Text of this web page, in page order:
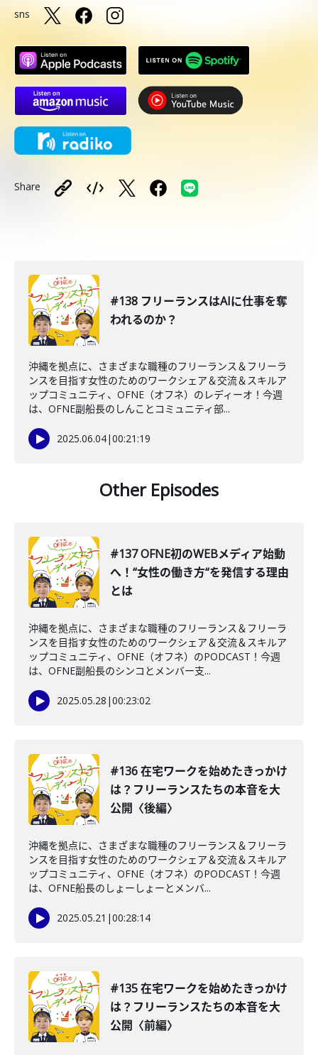
sns
Share
#138 フリーランスはAIに仕事を奪
われるのか？
沖縄を拠点に、さまざまな職種のフリーランス＆フリーラ
ンスを目指す女性のためのワークシェア＆交流＆スキルア
ップコミュニティ、OFNE（オフネ）のレディーオ！今週
は、OFNE副船長のしんことコミュニティ部...
2025.06.04|00:21:19
Other Episodes
#137 OFNE初のWEBメディア始動
へ！“女性の働き方“を発信する理由
とは
沖縄を拠点に、さまざまな職種のフリーランス＆フリーラ
ンスを目指す女性のためのワークシェア＆交流＆スキルア
ップコミュニティ、OFNE（オフネ）のPODCAST！今週
は、OFNE副船長のシンコとメンバー支...
2025.05.28 |00:23:02
#136 在宅ワークを始めたきっかけ
は？フリーランスたちの本音を大
公開〈後編〉
沖縄を拠点に、さまざまな職種のフリーランス＆フリーラ
ンスを目指す女性のためのワークシェア＆交流＆スキルア
ップコミュニティ、OFNE（オフネ）のPODCAST！今週
は、OFNE船長のしょーしょーとメンバ...
2025.05.21 |00:28:14
#135 在宅ワークを始めたきっかけ
は？フリーランスたちの本音を大
公開〈前編〉